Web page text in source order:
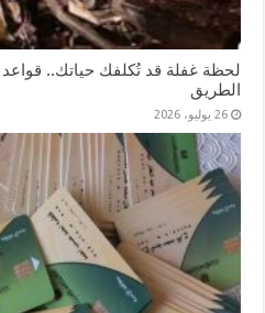
لحظة غفلة قد تُكلفك حياتك.. قواعد
الطريق
26 يوليو، 2026